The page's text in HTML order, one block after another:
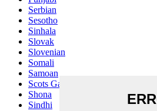
Serbian
Sesotho
Sinhala
Slovak
Slovenian
Somali
Samoan
Scots Gaelic
Shona
Sindhi